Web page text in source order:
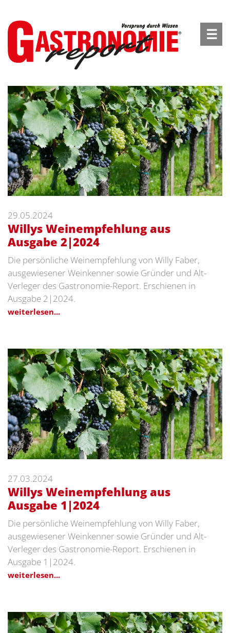
☰
29.05.2024
Willys Weinempfehlung aus
Ausgabe 2|2024
Die persönliche Weinempfehlung von Willy Faber,
ausgewiesener Weinkenner sowie Gründer und Alt-
Verleger des Gastronomie-Report. Erschienen in
Ausgabe 2|2024.
weiterlesen...
27.03.2024
Willys Weinempfehlung aus
Ausgabe 1|2024
Die persönliche Weinempfehlung von Willy Faber,
ausgewiesener Weinkenner sowie Gründer und Alt-
Verleger des Gastronomie-Report. Erschienen in
Ausgabe 1|2024.
weiterlesen...